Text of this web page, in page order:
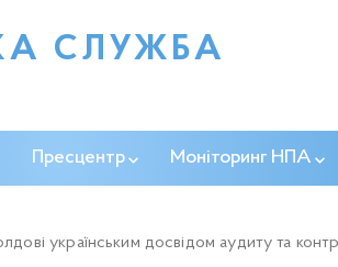
СЛУЖБА
Пресцентр Моніторинг НПА
українським досвідом аудиту та